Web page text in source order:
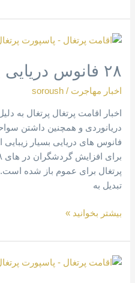
۲۸ فانوس دریایی پرتغال
اخبار مهاجرت /
soroush
اخبار اقامت پرتغال پرتغال به
دریانوردی و همچنین داشتن
پرتغال برای عموم باز شده
تبدیل به
۲۸
دریایی
بیشتر بخوانید »
بزرگترین